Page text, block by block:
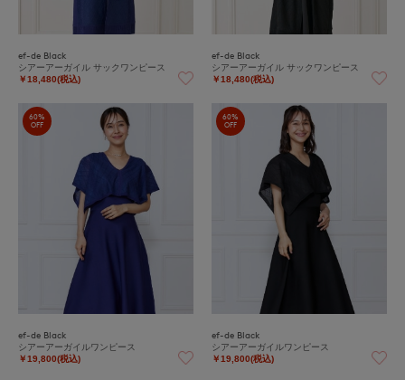
ef-de Black
シアーアーガイル サックワンピース
￥18,480(税込)
ef-de Black
シアーアーガイル サックワンピース
￥18,480(税込)
60%
OFF
ef-de Black
シアーアーガイルワンピース
￥19,800(税込)
60%
OFF
ef-de Black
シアーアーガイルワンピース
￥19,800(税込)